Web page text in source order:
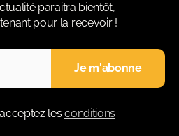
paraitra bientôt,
pour la recevoir !
lesconditions